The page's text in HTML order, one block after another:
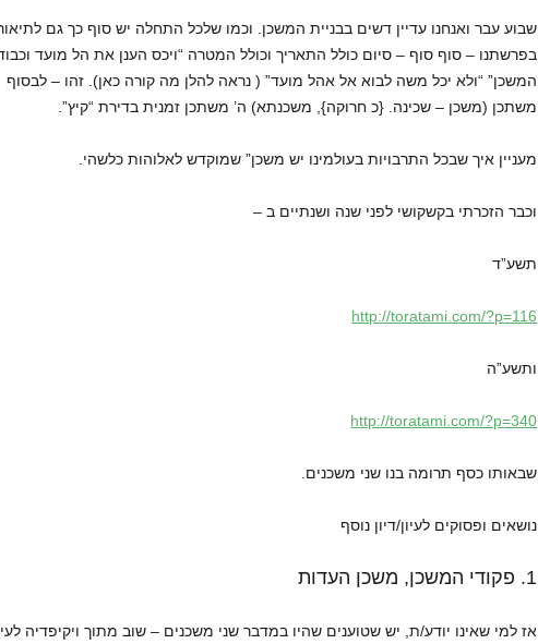
שבוע עבר ואנחנו עדיין דשים בבניית המשכן. וכמו שלכל התחלה יש סוף כך גם
בפרשתנו – סוף סוף – סיום כולל התאריך וכולל המטרה “ויכס הענן את הל מועד
המשכן” “ולא יכל משה לבוא אל אהל מועד” ( נראה להלן מה קורה כאן). זהו – לבסוף
משתכן (משכן – שכינה. {כ חרוקה}, משכנתא) ה’ משתכן זמנית בדירת “קיץ”.
מעניין איך שבכל התרבויות בעולמינו יש משכן” שמוקדש לאלוהות כלשהי.
וכבר הזכרתי בקשקושי לפני שנה ושנתיים ב –
תשע”ד
http://toratami.com/?p=116
ותשע”ה
http://toratami.com/?p=340
שבאותו כסף תרומה בנו שני משכנים.
נושאים ופסוקים לעיון/דיון נוסף
1. פקודי המשכן, משכן העדות
אז למי שאינו יודע/ת, יש שטוענים שהיו במדבר שני משכנים – שוב מתוך ויקיפדיה